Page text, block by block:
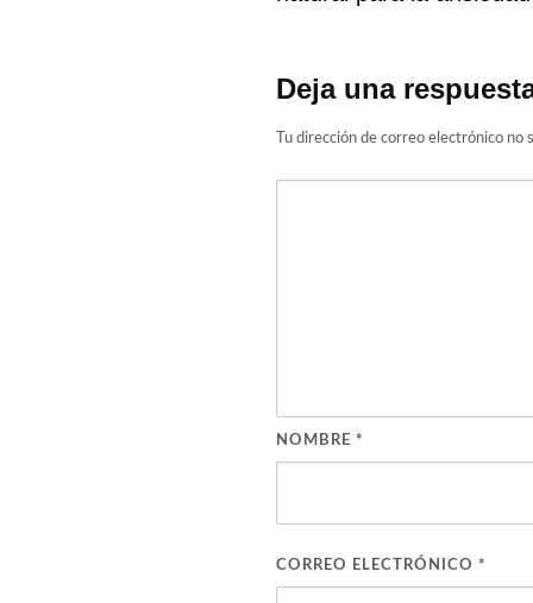
Deja una
Tu dirección de correo electrónico no
NOMBRE *
CORREO ELECTRÓNICO *